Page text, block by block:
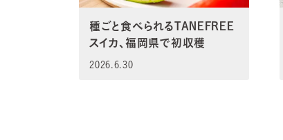
種ごと食べられるTANEFREE
スイカ、福岡県で初収穫
2026.6.30